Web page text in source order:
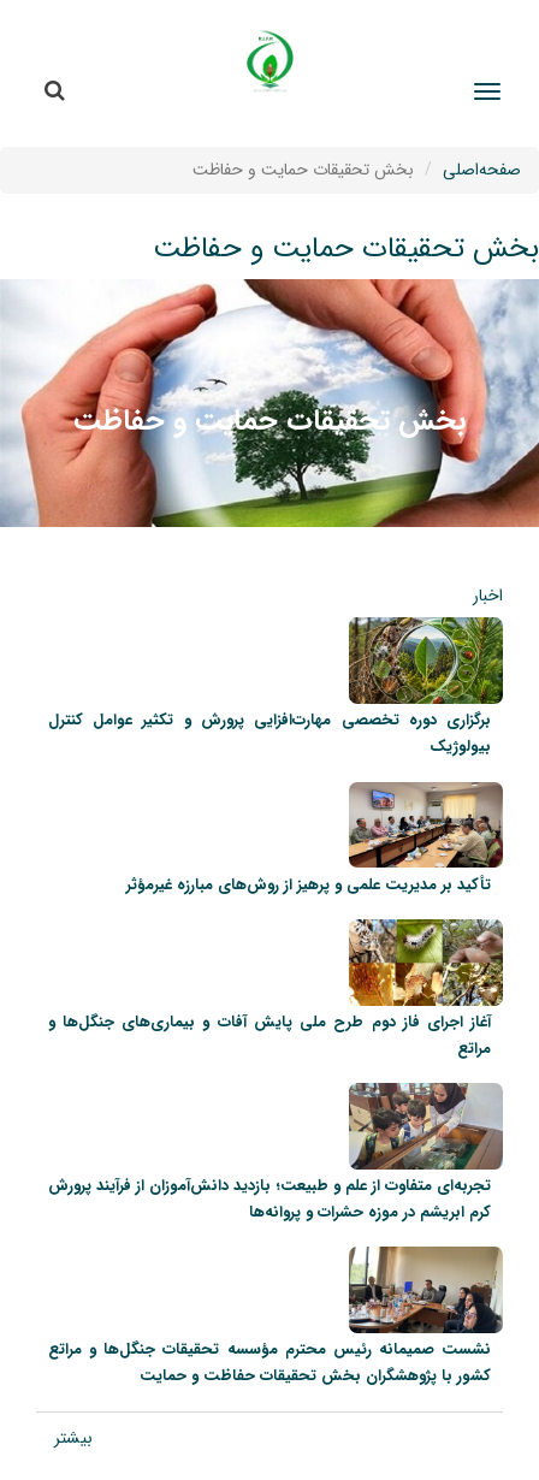
صفحه‌اصلی بخش تحقیقات حمایت و حفاظت
بخش تحقیقات حمایت و حفاظت
بخش تحقیقات حمایت و حفاظت
اخبار
برگزاری دوره تخصصی مهارت‌افزایی پرورش و تکثیر عوامل کنترل
بیولوژیک
تأکید بر مدیریت علمی و پرهیز از روش‌های مبارزه غیرمؤثر
آغاز اجرای فاز دوم طرح ملی پایش آفات و بیماری‌های جنگل‌ها و
مراتع
تجربه‌ای متفاوت از علم و طبیعت؛ بازدید دانش‌آموزان از فرآیند پرورش
کرم ابریشم در موزه حشرات و پروانه‌ها
نشست صمیمانه رئیس محترم مؤسسه تحقیقات جنگل‌ها و مراتع
کشور با پژوهشگران بخش تحقیقات حفاظت و حمایت
بیشتر